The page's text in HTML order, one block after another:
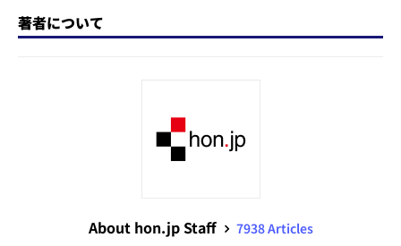
著者について
About hon.jp Staff
7938 Articles